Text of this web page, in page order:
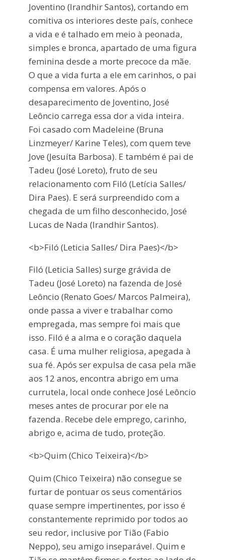
Joventino (Irandhir Santos), cortando em
comitiva os interiores deste país, conhece
a vida e é talhado em meio à peonada,
simples e bronca, apartado de uma figura
feminina desde a morte precoce da mãe.
O que a vida furta a ele em carinhos, o pai
compensa em valores. Após o
desaparecimento de Joventino, José
Leôncio carrega essa dor a vida inteira.
Foi casado com Madeleine (Bruna
Linzmeyer/ Karine Teles), com quem teve
Jove (Jesuíta Barbosa). E também é pai de
Tadeu (José Loreto), fruto de seu
relacionamento com Filó (Letícia Salles/
Dira Paes). E será surpreendido com a
chegada de um filho desconhecido, José
Lucas de Nada (Irandhir Santos).
<b>Filó (Leticia Salles/ Dira Paes)</b>
Filó (Leticia Salles) surge grávida de
Tadeu (José Loreto) na fazenda de José
Leôncio (Renato Goes/ Marcos Palmeira),
onde passa a viver e trabalhar como
empregada, mas sempre foi mais que
isso. Filó é a alma e o coração daquela
casa. É uma mulher religiosa, apegada à
sua fé. Após ser expulsa de casa pela mãe
aos 12 anos, encontra abrigo em uma
currutela, local onde conhece José Leôncio
meses antes de procurar por ele na
fazenda. Recebe dele emprego, carinho,
abrigo e, acima de tudo, proteção.
<b>Quim (Chico Teixeira)</b>
Quim (Chico Teixeira) não consegue se
furtar de pontuar os seus comentários
quase sempre impertinentes, por isso é
constantemente reprimido por todos ao
seu redor, inclusive por Tião (Fabio
Neppo), seu amigo inseparável. Quim e